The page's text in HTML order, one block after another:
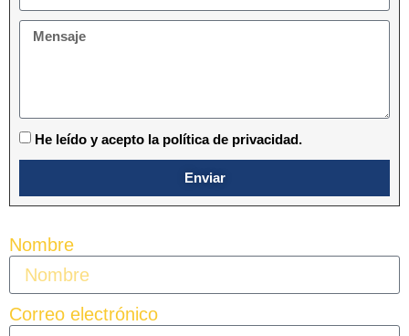
He leído y acepto la política de privacidad.
Enviar
Nombre
Correo electrónico